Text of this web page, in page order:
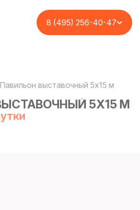
8 (495) 256-40-47
Павильон выставочный 5х15 м
5Х15 М